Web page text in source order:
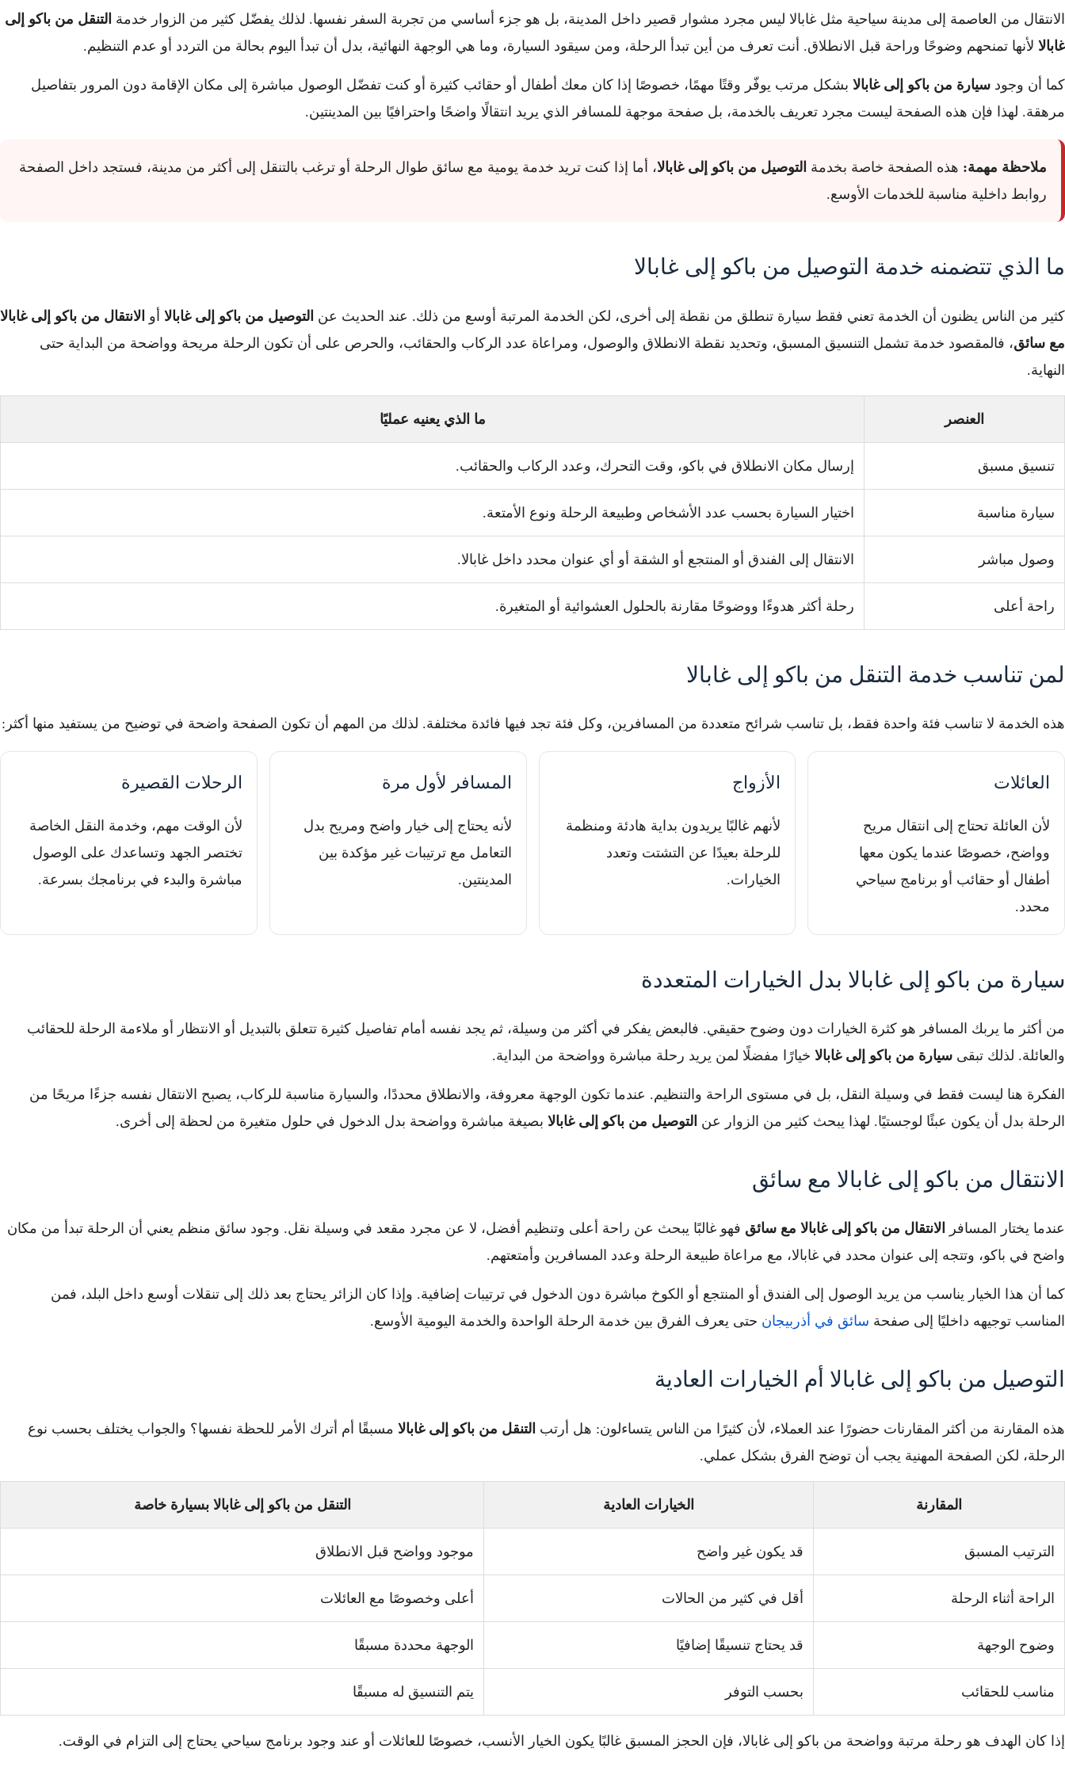
الانتقال من العاصمة إلى مدينة سياحية مثل غابالا ليس مجرد مشوار قصير داخل المدينة، بل هو جزء أساسي من تجربة السفر نفسها. لذلك يفضّل كثير من الزوار خدمة التنقل من باكو إلى
غابالا لأنها تمنحهم وضوحًا وراحة قبل الانطلاق. أنت تعرف من أين تبدأ الرحلة، ومن سيقود السيارة، وما هي الوجهة النهائية، بدل أن تبدأ اليوم بحالة من التردد أو عدم التنظيم.
كما أن وجود سيارة من باكو إلى غابالا بشكل مرتب يوفّر وقتًا مهمًا، خصوصًا إذا كان معك أطفال أو حقائب كثيرة أو كنت تفضّل الوصول مباشرة إلى مكان الإقامة دون المرور بتفاصيل
مرهقة. لهذا فإن هذه الصفحة ليست مجرد تعريف بالخدمة، بل صفحة موجهة للمسافر الذي يريد انتقالًا واضحًا واحترافيًا بين المدينتين.
ملاحظة مهمة: هذه الصفحة خاصة بخدمة التوصيل من باكو إلى غابالا، أما إذا كنت تريد خدمة يومية مع سائق طوال الرحلة أو ترغب بالتنقل إلى أكثر من مدينة، فستجد داخل الصفحة
روابط داخلية مناسبة للخدمات الأوسع.
ما الذي تتضمنه خدمة التوصيل من باكو إلى غابالا
كثير من الناس يظنون أن الخدمة تعني فقط سيارة تنطلق من نقطة إلى أخرى، لكن الخدمة المرتبة أوسع من ذلك. عند الحديث عن التوصيل من باكو إلى غابالا أو الانتقال من باكو إلى غابالا
مع سائق، فالمقصود خدمة تشمل التنسيق المسبق، وتحديد نقطة الانطلاق والوصول، ومراعاة عدد الركاب والحقائب، والحرص على أن تكون الرحلة مريحة وواضحة من البداية حتى
النهاية.
العنصر ما الذي يعنيه عمليًا
تنسيق مسبق إرسال مكان الانطلاق في باكو، وقت التحرك، وعدد الركاب والحقائب.
سيارة مناسبة اختيار السيارة بحسب عدد الأشخاص وطبيعة الرحلة ونوع الأمتعة.
وصول مباشر الانتقال إلى الفندق أو المنتجع أو الشقة أو أي عنوان محدد داخل غابالا.
راحة أعلى رحلة أكثر هدوءًا ووضوحًا مقارنة بالحلول العشوائية أو المتغيرة.
لمن تناسب خدمة التنقل من باكو إلى غابالا
هذه الخدمة لا تناسب فئة واحدة فقط، بل تناسب شرائح متعددة من المسافرين، وكل فئة تجد فيها فائدة مختلفة. لذلك من المهم أن تكون الصفحة واضحة في توضيح من يستفيد منها أكثر:
العائلات
لأن العائلة تحتاج إلى انتقال مريح
وواضح، خصوصًا عندما يكون معها
أطفال أو حقائب أو برنامج سياحي
محدد.
الأزواج
لأنهم غالبًا يريدون بداية هادئة ومنظمة
للرحلة بعيدًا عن التشتت وتعدد
الخيارات.
المسافر لأول مرة
لأنه يحتاج إلى خيار واضح ومريح بدل
التعامل مع ترتيبات غير مؤكدة بين
المدينتين.
الرحلات القصيرة
لأن الوقت مهم، وخدمة النقل الخاصة
تختصر الجهد وتساعدك على الوصول
مباشرة والبدء في برنامجك بسرعة.
سيارة من باكو إلى غابالا بدل الخيارات المتعددة
من أكثر ما يربك المسافر هو كثرة الخيارات دون وضوح حقيقي. فالبعض يفكر في أكثر من وسيلة، ثم يجد نفسه أمام تفاصيل كثيرة تتعلق بالتبديل أو الانتظار أو ملاءمة الرحلة للحقائب
والعائلة. لذلك تبقى سيارة من باكو إلى غابالا خيارًا مفضلًا لمن يريد رحلة مباشرة وواضحة من البداية.
الفكرة هنا ليست فقط في وسيلة النقل، بل في مستوى الراحة والتنظيم. عندما تكون الوجهة معروفة، والانطلاق محددًا، والسيارة مناسبة للركاب، يصبح الانتقال نفسه جزءًا مريحًا من
الرحلة بدل أن يكون عبئًا لوجستيًا. لهذا يبحث كثير من الزوار عن التوصيل من باكو إلى غابالا بصيغة مباشرة وواضحة بدل الدخول في حلول متغيرة من لحظة إلى أخرى.
الانتقال من باكو إلى غابالا مع سائق
عندما يختار المسافر الانتقال من باكو إلى غابالا مع سائق فهو غالبًا يبحث عن راحة أعلى وتنظيم أفضل، لا عن مجرد مقعد في وسيلة نقل. وجود سائق منظم يعني أن الرحلة تبدأ من مكان
واضح في باكو، وتتجه إلى عنوان محدد في غابالا، مع مراعاة طبيعة الرحلة وعدد المسافرين وأمتعتهم.
كما أن هذا الخيار يناسب من يريد الوصول إلى الفندق أو المنتجع أو الكوخ مباشرة دون الدخول في ترتيبات إضافية. وإذا كان الزائر يحتاج بعد ذلك إلى تنقلات أوسع داخل البلد، فمن
المناسب توجيهه داخليًا إلى صفحة سائق في أذربيجان حتى يعرف الفرق بين خدمة الرحلة الواحدة والخدمة اليومية الأوسع.
التوصيل من باكو إلى غابالا أم الخيارات العادية
هذه المقارنة من أكثر المقارنات حضورًا عند العملاء، لأن كثيرًا من الناس يتساءلون: هل أرتب التنقل من باكو إلى غابالا مسبقًا أم أترك الأمر للحظة نفسها؟ والجواب يختلف بحسب نوع
الرحلة، لكن الصفحة المهنية يجب أن توضح الفرق بشكل عملي.
المقارنة الخيارات العادية التنقل من باكو إلى غابالا بسيارة خاصة
الترتيب المسبق قد يكون غير واضح موجود وواضح قبل الانطلاق
الراحة أثناء الرحلة أقل في كثير من الحالات أعلى وخصوصًا مع العائلات
وضوح الوجهة قد يحتاج تنسيقًا إضافيًا الوجهة محددة مسبقًا
مناسب للحقائب بحسب التوفر يتم التنسيق له مسبقًا
إذا كان الهدف هو رحلة مرتبة وواضحة من باكو إلى غابالا، فإن الحجز المسبق غالبًا يكون الخيار الأنسب، خصوصًا للعائلات أو عند وجود برنامج سياحي يحتاج إلى التزام في الوقت.